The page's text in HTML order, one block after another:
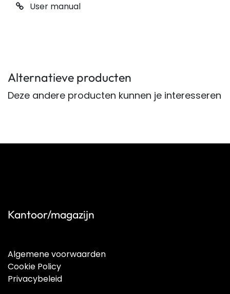
User manual
Alternatieve producten
Deze andere producten kunnen je interesseren
Kantoor/magazijn
Algemene voorwaarden
Cookie Policy
Privacybeleid